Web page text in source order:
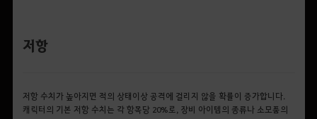
저항
저항 수치가 높아지면 적의 상태이상 공격에 걸리지 않을 확률이 증가합니다.
캐릭터의 기본 저항 수치는 각 항목당 20%로, 장비 아이템의 종류나 소모품의